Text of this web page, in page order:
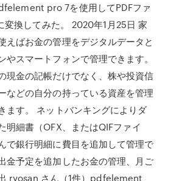
pro 7を使用してPDFファ
変換してみた。 2020年1月25日 家
えばお金の管理をデジタルデータと
やスマートフォンで管理できます。
現金の記帳だけでなく、株や投資信
などの自分の持っている資産を管理
ます。 ネットバンキングによりダ
明細書（OFX、またはQIFファイ
で銀行明細に費目を追加して管理で
金予定を追加したお金の管理、月ご
ryosan さん（1件）pdfelement